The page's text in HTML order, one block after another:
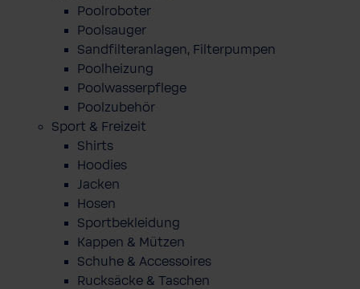
Poolroboter
Poolsauger
Sandfilteranlagen, Filterpumpen
Poolheizung
Poolwasserpflege
Poolzubehör
Sport & Freizeit
Shirts
Hoodies
Jacken
Hosen
Sportbekleidung
Kappen & Mützen
Schuhe & Accessoires
Rucksäcke & Taschen